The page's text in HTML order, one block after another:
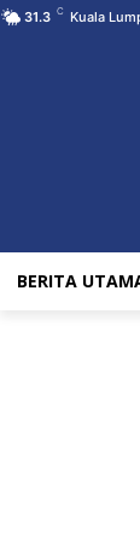
31.3 C Kuala
BERITA